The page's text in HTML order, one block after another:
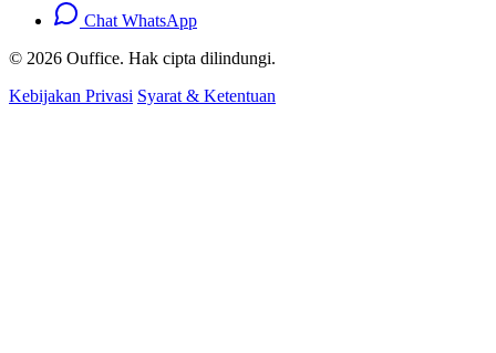
Chat WhatsApp
© 2026 Ouffice. Hak cipta dilindungi.
Kebijakan Privasi Syarat & Ketentuan